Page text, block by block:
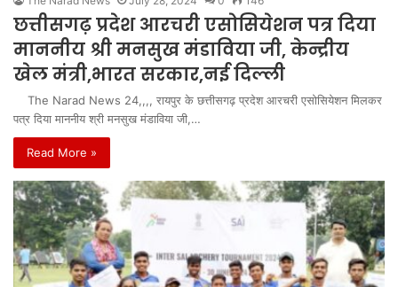
छत्तीसगढ़ प्रदेश आरचरी एसोसियेशन पत्र दिया
माननीय श्री मनसुख मंडाविया जी, केन्द्रीय
खेल मंत्री,भारत सरकार,नई दिल्ली
The Narad News 24,,,, रायपुर के छत्तीसगढ़ प्रदेश आरचरी एसोसियेशन मिलकर
पत्र दिया माननीय श्री मनसुख मंडाविया जी,…
Read More »